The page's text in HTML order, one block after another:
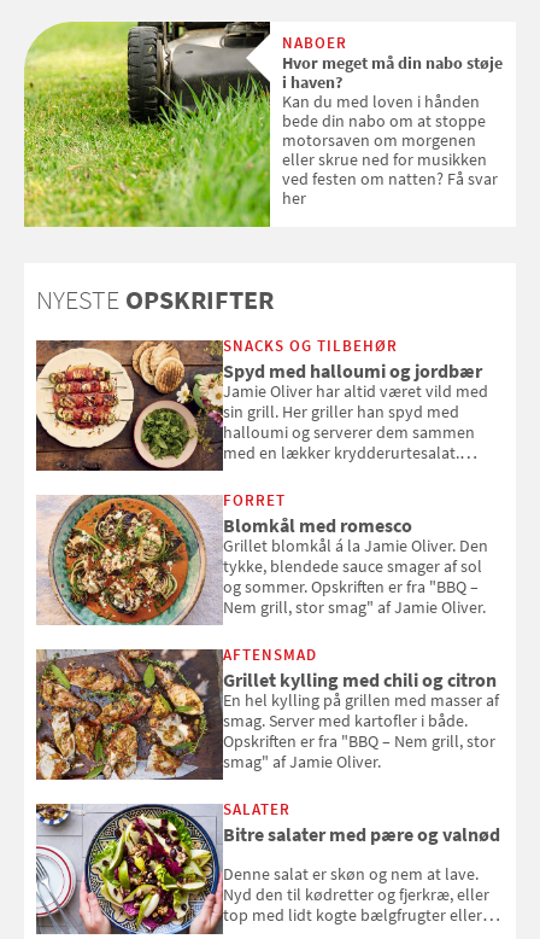
med SPF kan erstatte
solcreme, når man bevæger
sig ud i solen
NABOER
Hvor meget må din nabo støje
i haven?
Kan du med loven i hånden
bede din nabo om at stoppe
motorsaven om morgenen
eller skrue ned for musikken
ved festen om natten? Få svar
her
NYESTE OPSKRIFTER
SNACKS OG TILBEHØR
Spyd med halloumi og jordbær
Jamie Oliver har altid været vild med
sin grill. Her griller han spyd med
halloumi og serverer dem sammen
med en lækker krydderurtesalat.
smag" af Jamie Oliver.
FORRET
Blomkål med romesco
Grillet blomkål á la Jamie Oliver. Den
tykke, blendede sauce smager af sol
og sommer. Opskriften er fra "BBQ –
Nem grill, stor smag" af Jamie Oliver.
AFTENSMAD
Grillet kylling med chili og citron
En hel kylling på grillen med masser af
smag. Server med kartofler i både.
Opskriften er fra "BBQ – Nem grill, stor
smag" af Jamie Oliver.
SALATER
Bitre salater med pære og valnød
Denne salat er skøn og nem at lave.
Nyd den til kødretter og fjerkræ, eller
top med lidt kogte bælgfrugter eller